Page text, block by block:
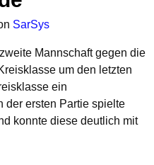
SarSys
Mannschaft gegen die
um den letzten
ein
der ersten Partie spielte
konnte diese deutlich mit